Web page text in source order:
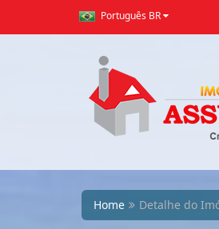
Português BR
Home Detalhe do